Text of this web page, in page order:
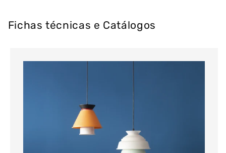
Fichas técnicas e Catálogos